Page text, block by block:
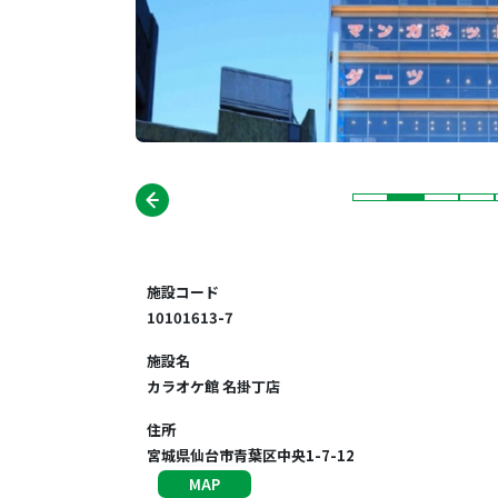
施設コード
10101613-7
施設名
カラオケ館 名掛丁店
住所
宮城県仙台市青葉区中央1-7-12
MAP